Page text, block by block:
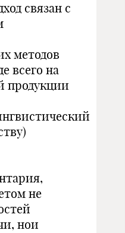
связан с
методов
всего на
продукции
не
нои